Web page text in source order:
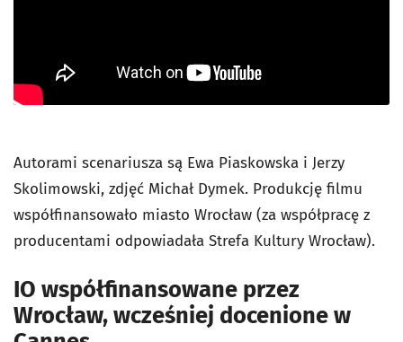
Autorami scenariusza są Ewa Piaskowska i Jerzy
Skolimowski, zdjęć Michał Dymek. Produkcję filmu
współfinansowało miasto Wrocław (za współpracę z
producentami odpowiadała Strefa Kultury Wrocław).
IO współfinansowane przez
Wrocław, wcześniej docenione w